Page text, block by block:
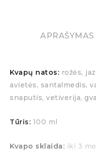
APRAŠYMAS
Kvapų natos: rožės,
avietės, santalmedis,
snaputis, vetiverija,
Tūris: 100 ml
Kvapo sklaida: iki 3